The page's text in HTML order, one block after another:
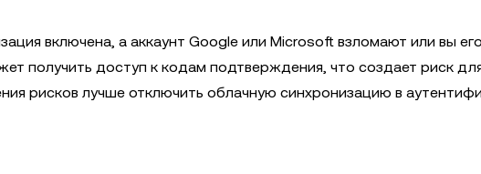
включена, а аккаунт Google или Microsoft взломают или вы
получить доступ к кодам подтверждения, что создает риск
рисков лучше отключить облачную синхронизацию в